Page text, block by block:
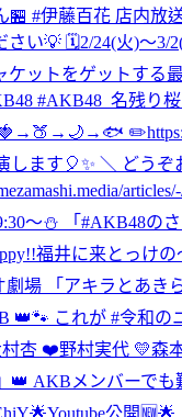
🏪 #伊藤百花 店内放
い💡 🗓️2/24(火)〜3/
ットをゲットする
#AKB48_名残り
ます🎈✨ ＼ どう
～⛄ 「#AKB48
福井に来とっけ
場 「アキラとあき
👑🐾 これが #令和
杏 ❤️野村実代 💛森
AKBメンバーで
🌟Youtube公開